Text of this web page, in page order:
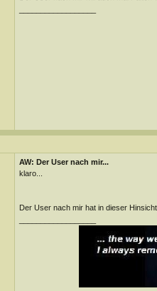
AW: Der User nach mir...
klaro...
Der User nach mir hat in dieser